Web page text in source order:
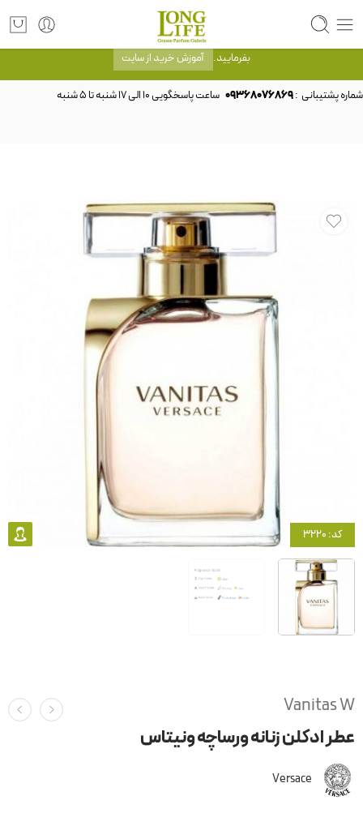
توجه! برند لانگ لایف رایحه های معروف را با شیشه و بسته بندی خود شرکت لانگ لایف
عرضه می کند.که با انتخاب حجم هر ادکلنی می توانید شیشه و بسته بندی را ملاحظه
بفرمایید. آموزش خرید از سایت
شماره پشتیبانی :09368076869
کد: 3220
Vanitas W
عطر ادکلن زنانه ورساچه ونیتاس
Versace